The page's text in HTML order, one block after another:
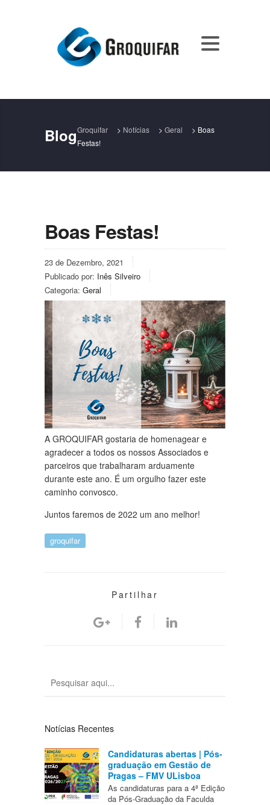
BlogGroquifar > Notícias > Geral > Boas
Festas!
Boas Festas!
23 de Dezembro, 2021
Publicado por: Inês Silveiro
Categoria: Geral
A GROQUIFAR gostaria de homenagear e
agradecer a todos os nossos Associados e
parceiros que trabalharam arduamente
durante este ano. É um orgulho fazer este
caminho convosco.
Juntos faremos de 2022 um ano melhor!
groquifar
Partilhar
Notícias Recentes
Candidaturas abertas | Pós-
graduação em Gestão de
Pragas – FMV ULisboa
As candidaturas para a 4ª Edição
da Pós-Graduação da Faculda